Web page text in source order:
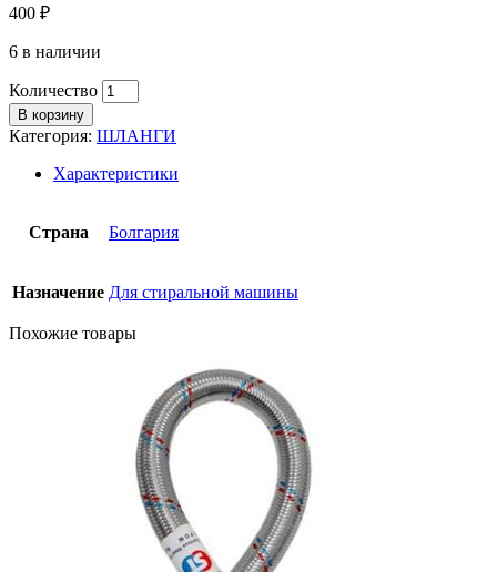
400 ₽
6 в наличии
Количество
В корзину
Категория: ШЛАНГИ
Характеристики
Страна Болгария
Назначение Для стиральной машины
Похожие товары